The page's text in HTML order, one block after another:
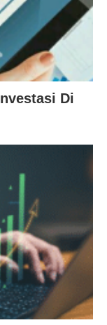
Di